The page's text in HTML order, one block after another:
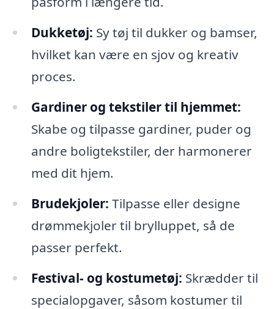
Dukketøj: Sy tøj til dukker og bamser,
hvilket kan være en sjov og kreativ
proces.
Gardiner og tekstiler til hjemmet:
Skabe og tilpasse gardiner, puder og
andre boligtekstiler, der harmonerer
med dit hjem.
Brudekjoler: Tilpasse eller designe
drømmekjoler til brylluppet, så de
passer perfekt.
Festival- og kostumetøj: Skrædder til
specialopgaver, såsom kostumer til